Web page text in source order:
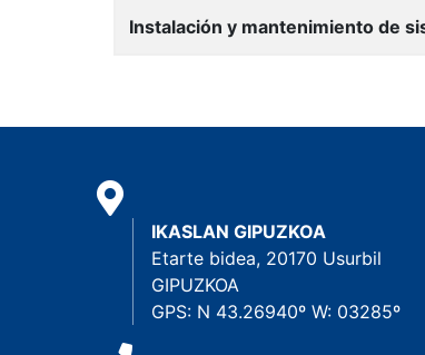
Instalación y mantenimiento de
IKASLAN GIPUZKOA
Etarte bidea, 20170 Usurbil
GIPUZKOA
GPS: N 43.26940º W: 03285º